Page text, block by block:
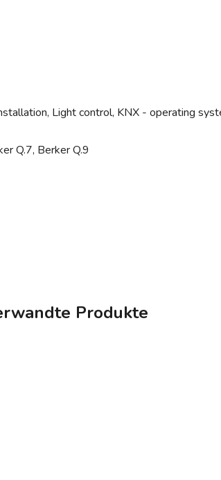
Light control, KNX - operating
Q.7, Berker Q.9
Produkte